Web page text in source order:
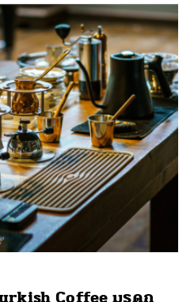
Coffee มรดก